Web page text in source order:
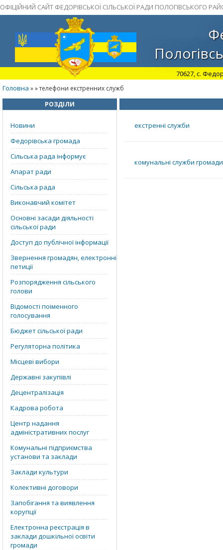
ОФІЦІЙНИЙ САЙТ ФЕДОРІВСЬКОЇ СІЛЬСЬКОЇ РАДИ ПОЛОГІВСЬКОГО
70627, с.
Головна »» телефони екстренних служб
РОЗДІЛИ
Новини
Федорівська громада
Сільська рада інформує
Апарат ради
Сільська рада
Виконавчий комітет
Основні засади діяльності
сільської ради
Доступ до публічної інформації
Звернення громадян, електронні
петиції
Розпорядження сільського
голови
Відомості поіменного
голосування
Бюджет сільської ради
Регуляторна політика
Місцеві вибори
Державні закупівлі
Децентралізація
Кадрова робота
Центр надання
адміністративних послуг
Комунальні підприємства
установи та заклади
Заклади культури
Колективні договори
Запобігання та виявлення
корупції
Електронна реєстрація в
заклади дошкільної освіти
громади
екстренні служби
комунальні служби громади